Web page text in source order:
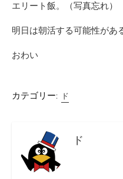
エリート飯。（写真忘れ）
明日は朝活する可能性があ
おわい
カテゴリー: ド
ド